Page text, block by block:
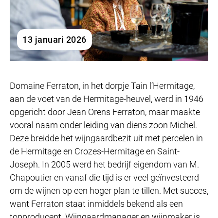
13 januari 2026
Domaine Ferraton, in het dorpje Tain l’Hermitage,
aan de voet van de Hermitage-heuvel, werd in 1946
opgericht door Jean Orens Ferraton, maar maakte
vooral naam onder leiding van diens zoon Michel.
Deze breidde het wijngaardbezit uit met percelen in
de Hermitage en Crozes-Hermitage en Saint-
Joseph. In 2005 werd het bedrijf eigendom van M.
Chapoutier en vanaf die tijd is er veel geïnvesteerd
om de wijnen op een hoger plan te tillen. Met succes,
want Ferraton staat inmiddels bekend als een